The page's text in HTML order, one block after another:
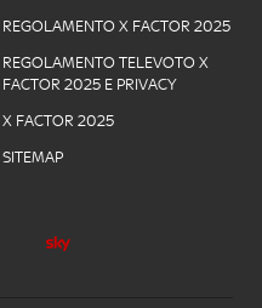
REGOLAMENTO X FACTOR 2025
REGOLAMENTO TELEVOTO X
FACTOR 2025 E PRIVACY
X FACTOR 2025
SITEMAP